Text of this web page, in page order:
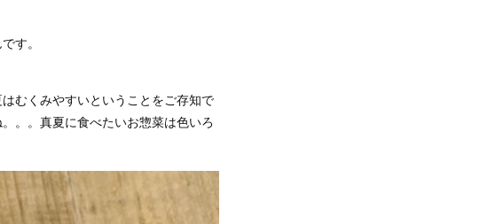
す。
むくみやすいということをご存知で
。。真夏に食べたいお惣菜は色いろ